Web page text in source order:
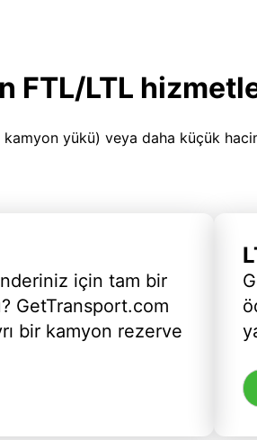
FTL/LTL
kamyon yükü) veya daha küçük
için tam bir
GetTransport.com
bir kamyon rezerve